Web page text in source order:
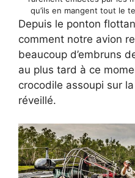
qu’ils en mangent tout le
Depuis le ponton
comment notre avion
beaucoup d’embruns
au plus tard à ce
crocodile assoupi sur
réveillé.